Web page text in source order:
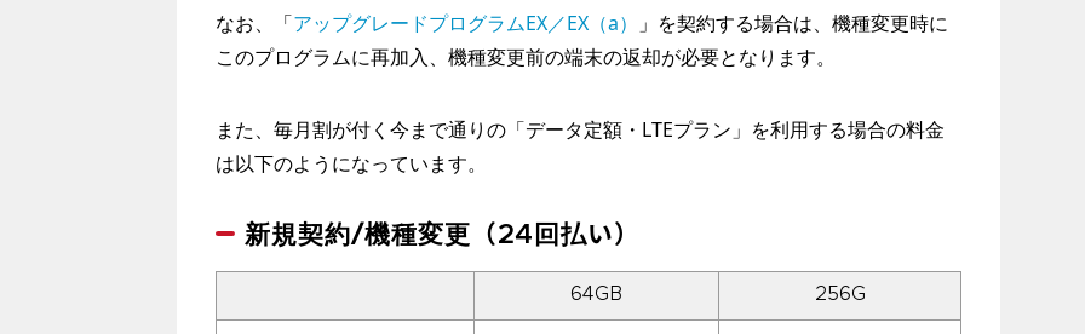
なお、「アップグレードプログラムEX／EX（a）
」を契約する場合は、機種変更時に
このプログラムに再加入、機種変更前の端末の返却が必要となります。
また、毎月割が付く今まで通りの「データ定額・LTEプラン」を利用する場合の料金
は以下のようになっています。
新規契約/機種変更（24回払い）
64GB 256G